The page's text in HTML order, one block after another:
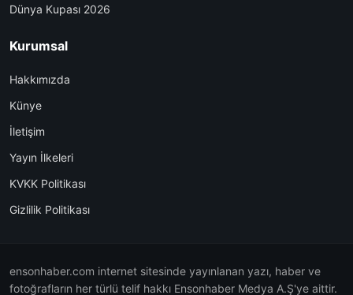
Dünya Kupası 2026
Kurumsal
Hakkımızda
Künye
İletişim
Yayın İlkeleri
KVKK Politikası
Gizlilik Politikası
ensonhaber.com internet sitesinde yayınlanan yazı, haber ve
fotoğrafların her türlü telif hakkı Ensonhaber Medya A.Ş'ye aittir.